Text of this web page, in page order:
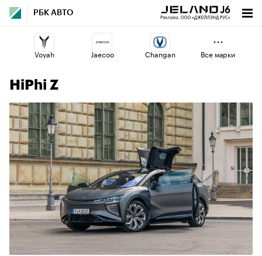
РБК АВТО
Voyah Jaecoo Changan
Lada Omoda Esteo
Все марки
HiPhi Z